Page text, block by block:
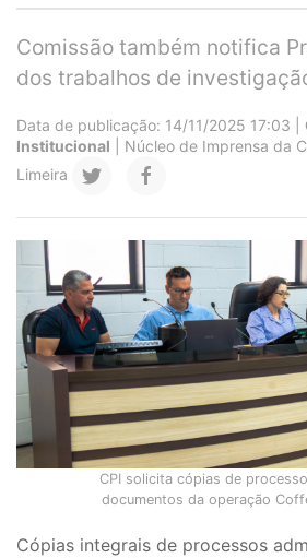
Comissão também notifica
dos trabalhos de
Data de publicação: 14/11/2025 17:03 |
Institucional | Núcleo de Imprensa da
Limeira
CPI solicita cópias de
documentos da operação
Cópias integrais de processos